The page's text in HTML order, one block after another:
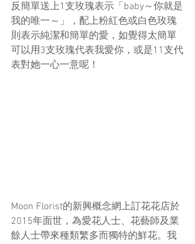
反簡單送上1支玫瑰表示「baby～你就是
我的唯一～」，配上粉紅色或白色玫瑰
則表示純潔和簡單的愛，如覺得太簡單
可以用3支玫瑰代表我愛你，或是11支代
表對她一心一意呢！
Moon Florist的新興概念網上訂花花店於
2015年面世，為愛花人士、花藝師及業
餘人士帶來種類繁多而獨特的鮮花。我